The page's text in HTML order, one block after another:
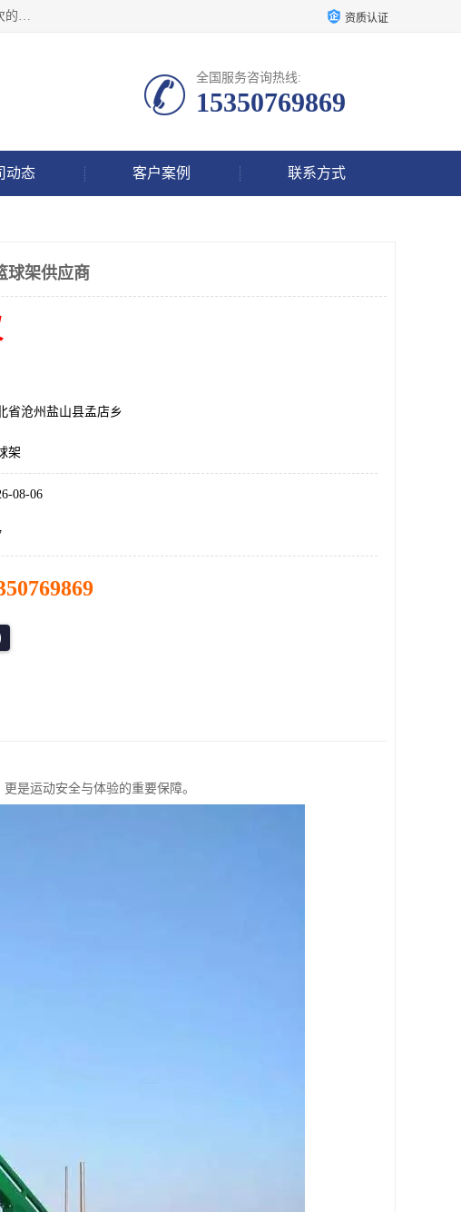
公司主做室内体育场馆木地板翻新，生产电动、手动液压篮球架，仿液压篮球架，固定式、移动式、悬挂式篮球架及各种档次的篮球板，乒乓球台、网球柱、排球柱、羽毛球柱、足球门，各种体操、田径器材等体育器材。 资质认证
全国服务咨询热线:
15350769869
动态 客户案例 联系方式
球架供应商
省沧州盐山县孟店乡
架
08-06
是运动安全与体验的重要保障。